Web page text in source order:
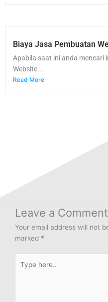
Biaya Jasa Pembuatan
Apabila saat ini anda mencari
Website...
Read More
Leave a Comment
Your email address will not
marked *
here..